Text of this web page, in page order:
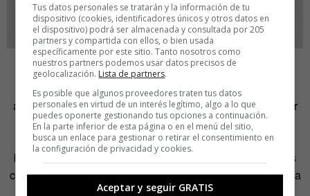
El desarraigo la llevó a verse limitada a la hora de
reivindicar lo que no consideraba culturalmente suyo
aunque le afectase como ser humano. «Me negué a pasar
por otro de esos años en los que simplemente leo y no
intento hacer nada para ayudar. Pero yo soy una blanca
británica, no quiero decirles «no estoy de acuerdo con las
costumbres de vuestra cultura», así que intenté encontrar la
manera de relacionarlo con el lugar del que vengo y
Tus datos personales se tratarán y la información de tu
dispositivo (cookies, identificadores únicos y otros datos en
el dispositivo) podrá ser almacenada y consultada por 205
partners y compartida con ellos, o bien usada
específicamente por este sitio. Tanto nosotros como
nuestros partners podemos usar datos precisos de
geolocalización. Lista de partners.
Es posible que algunos proveedores traten tus datos
personales en virtud de un interés legítimo, algo a lo que
puedes oponerte gestionando tus opciones a continuación.
En la parte inferior de esta página o en el menú del sitio,
busca un enlace para gestionar o retirar el consentimiento en
la configuración de privacidad y cookies.
Aceptar y seguir GRATIS